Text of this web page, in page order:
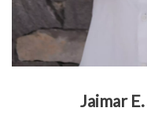
Jaimar